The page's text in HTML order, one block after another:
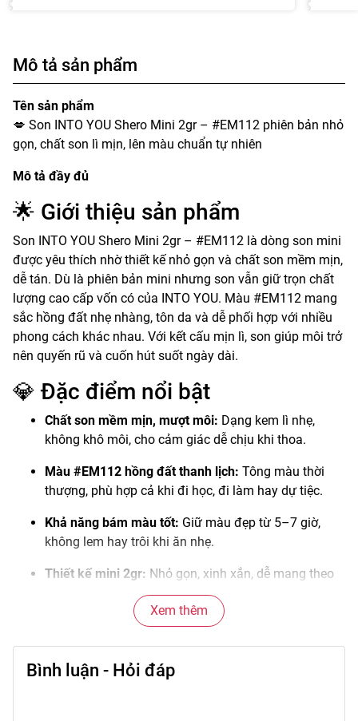
Mô tả sản phẩm
Tên sản phẩm
💋 Son INTO YOU Shero Mini 2gr – #EM112 phiên bản nhỏ
gọn, chất son lì mịn, lên màu chuẩn tự nhiên
Mô tả đầy đủ
🌟 Giới thiệu sản phẩm
Son INTO YOU Shero Mini 2gr – #EM112 là dòng son mini
được yêu thích nhờ thiết kế nhỏ gọn và chất son mềm mịn,
dễ tán. Dù là phiên bản mini nhưng son vẫn giữ trọn chất
lượng cao cấp vốn có của INTO YOU. Màu #EM112 mang
sắc hồng đất nhẹ nhàng, tôn da và dễ phối hợp với nhiều
phong cách khác nhau. Với kết cấu mịn lì, son giúp môi trở
nên quyến rũ và cuốn hút suốt ngày dài.
💎 Đặc điểm nổi bật
Chất son mềm mịn, mượt môi: Dạng kem lì nhẹ,
không khô môi, cho cảm giác dễ chịu khi thoa.
Màu #EM112 hồng đất thanh lịch: Tông màu thời
thượng, phù hợp cả khi đi học, đi làm hay dự tiệc.
Khả năng bám màu tốt: Giữ màu đẹp từ 5–7 giờ,
không lem hay trôi khi ăn nhẹ.
Thiết kế mini 2gr: Nhỏ gọn, xinh xắn, dễ mang theo
túi xách hoặc ví trang điểm.
Thương hiệu uy tín:INTO YOU nổi tiếng với những
dòng son lì cao cấp, bảng màu đa dạng và độ an
toàn cao.
Xem thêm
Bình luận - Hỏi đáp